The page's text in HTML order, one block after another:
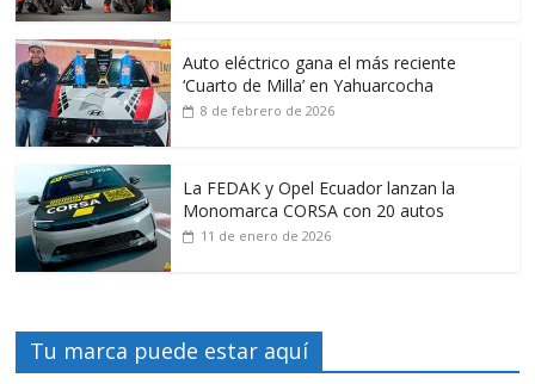
Auto eléctrico gana el más reciente
‘Cuarto de Milla’ en Yahuarcocha
8 de febrero de 2026
La FEDAK y Opel Ecuador lanzan la
Monomarca CORSA con 20 autos
11 de enero de 2026
Tu marca puede estar aquí